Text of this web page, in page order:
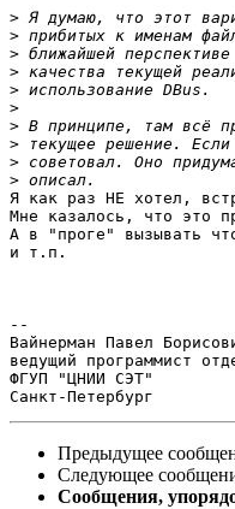
>
>
>
>
>
>
>
>
>
>
Я как раз НЕ хотел,
Мне казалось, что это
А в "проге" вызывать
и т.п.
--
Вайнерман Павел
ведущий программист
ФГУП "ЦНИИ СЭТ"
Предыдущее
Следующее
Сообщения,